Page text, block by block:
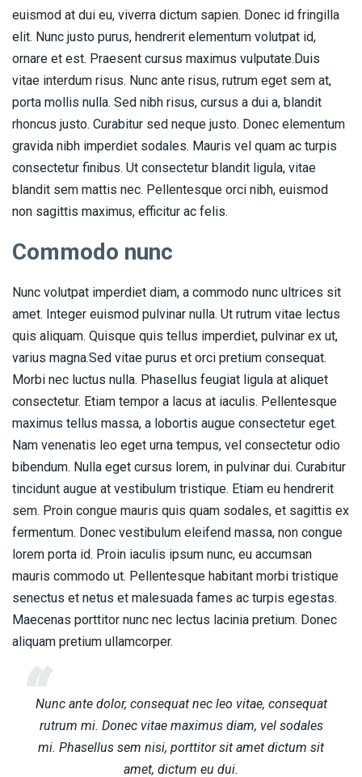
euismod at dui eu, viverra dictum sapien. Donec id fringilla
elit. Nunc justo purus, hendrerit elementum volutpat id,
ornare et est. Praesent cursus maximus vulputate.Duis
vitae interdum risus. Nunc ante risus, rutrum eget sem at,
porta mollis nulla. Sed nibh risus, cursus a dui a, blandit
rhoncus justo. Curabitur sed neque justo. Donec elementum
gravida nibh imperdiet sodales. Mauris vel quam ac turpis
consectetur finibus. Ut consectetur blandit ligula, vitae
blandit sem mattis nec. Pellentesque orci nibh, euismod
non sagittis maximus, efficitur ac felis.
Commodo nunc
Nunc volutpat imperdiet diam, a commodo nunc ultrices sit
amet. Integer euismod pulvinar nulla. Ut rutrum vitae lectus
quis aliquam. Quisque quis tellus imperdiet, pulvinar ex ut,
varius magna.Sed vitae purus et orci pretium consequat.
Morbi nec luctus nulla. Phasellus feugiat ligula at aliquet
consectetur. Etiam tempor a lacus at iaculis. Pellentesque
maximus tellus massa, a lobortis augue consectetur eget.
Nam venenatis leo eget urna tempus, vel consectetur odio
bibendum. Nulla eget cursus lorem, in pulvinar dui. Curabitur
tincidunt augue at vestibulum tristique. Etiam eu hendrerit
sem. Proin congue mauris quis quam sodales, et sagittis ex
fermentum. Donec vestibulum eleifend massa, non congue
lorem porta id. Proin iaculis ipsum nunc, eu accumsan
mauris commodo ut. Pellentesque habitant morbi tristique
senectus et netus et malesuada fames ac turpis egestas.
Maecenas porttitor nunc nec lectus lacinia pretium. Donec
aliquam pretium ullamcorper.
Nunc ante dolor, consequat nec leo vitae, consequat
rutrum mi. Donec vitae maximus diam, vel sodales
mi. Phasellus sem nisi, porttitor sit amet dictum sit
amet, dictum eu dui.